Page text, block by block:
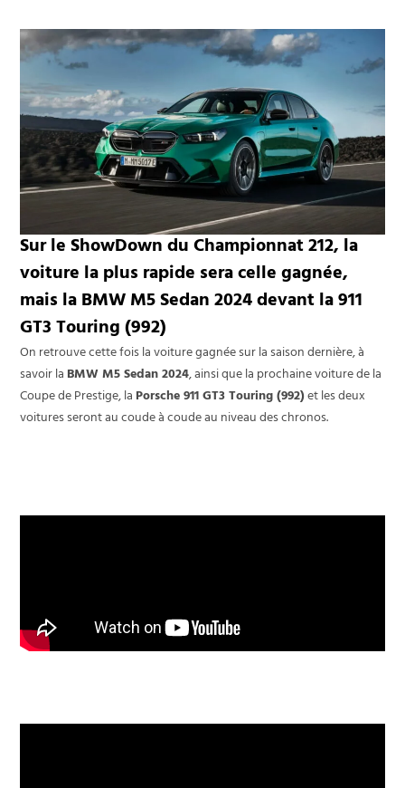
Sur le ShowDown du Championnat 212, la
voiture la plus rapide sera celle gagnée,
mais la BMW M5 Sedan 2024 devant la 911
GT3 Touring (992)
On retrouve cette fois la voiture gagnée sur la saison dernière, à
savoir laBMW M5 Sedan 2024, ainsi que la prochaine voiture de la
Coupe de Prestige, laPorsche 911 GT3 Touring (992)et les deux
voitures seront au coude à coude au niveau des chronos.
N°2 - Porsche 911 GT3